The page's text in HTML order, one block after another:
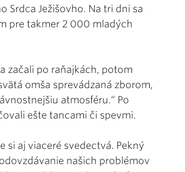
Srdca Ježišovho. Na tri dni sa
pre takmer 2 000 mladých
začali po raňajkách, potom
omša sprevádzaná zborom,
atmosféru.“ Po
ešte tancami či spevmi.
si aj viaceré svedectvá. Pekný
našich problémov